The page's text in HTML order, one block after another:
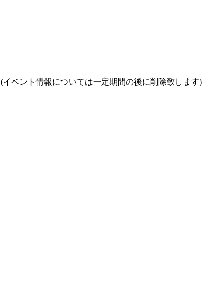
(イベント情報については一定期間の後に削除致します)